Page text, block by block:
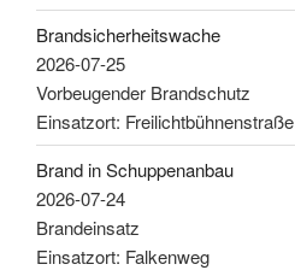
Brandsicherheitswache
2026-07-25
Vorbeugender Brandschutz
Einsatzort: Freilichtbühnenstraße
Brand in Schuppenanbau
2026-07-24
Brandeinsatz
Einsatzort: Falkenweg